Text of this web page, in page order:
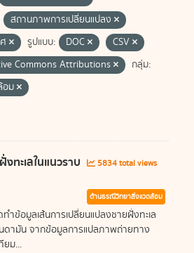
สถานภาพการเปลี่ยนแปลง
รูปแบบ: DOC
CSV
Commons Attributions
กลุ่ม:
อม
ทะเลในแนวราบ
5834 total views
ด้านธรณีวิทยาสิ่งแวดล้อม
ข้อมูลเส้นการเปลี่ยนแปลงชายฝั่งทะเล
ดามัน จากข้อมูลการแปลภาพถ่ายทาง
ยม...